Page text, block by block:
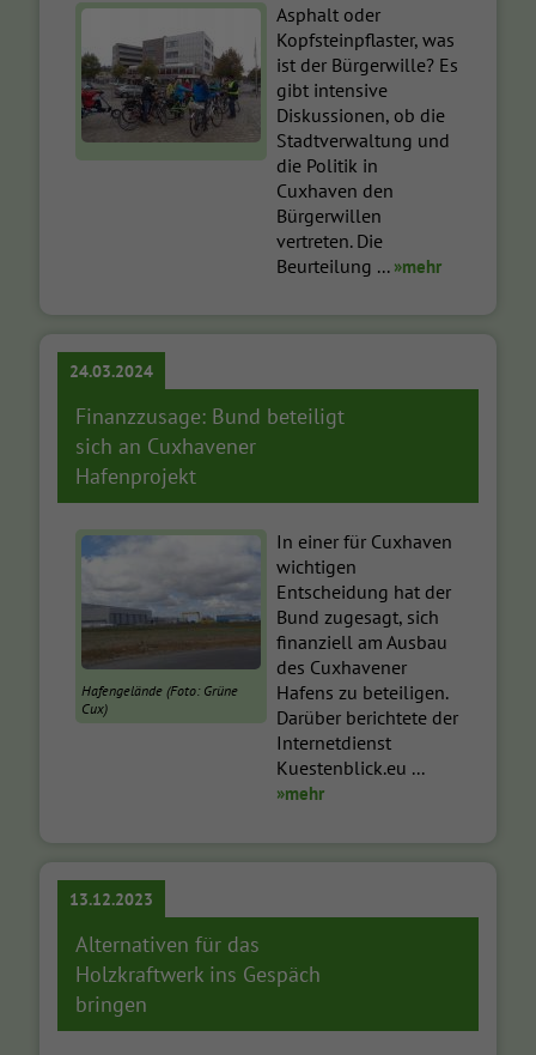
Asphalt oder
Kopfsteinpflaster, was
ist der Bürgerwille? Es
gibt intensive
Diskussionen, ob die
Stadtverwaltung und
die Politik in
Cuxhaven den
Bürgerwillen
vertreten. Die
Beurteilung ... »mehr
24.03.2024
Finanzzusage: Bund beteiligt
sich an Cuxhavener
Hafenprojekt
Hafengelände (Foto: Grüne
Cux)
In einer für Cuxhaven
wichtigen
Entscheidung hat der
Bund zugesagt, sich
finanziell am Ausbau
des Cuxhavener
Hafens zu beteiligen.
Darüber berichtete der
Internetdienst
Kuestenblick.eu ...
»mehr
13.12.2023
Alternativen für das
Holzkraftwerk ins Gespäch
bringen